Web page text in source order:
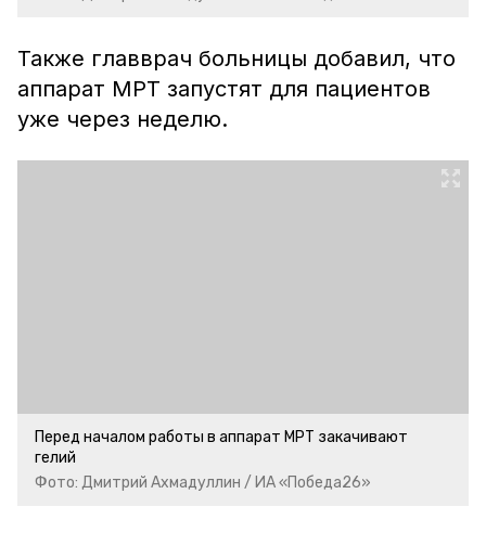
Также главврач больницы добавил, что
аппарат МРТ запустят для пациентов
уже через неделю.
Перед началом работы в аппарат МРТ закачивают
гелий
Фото: Дмитрий Ахмадуллин / ИА «Победа26»